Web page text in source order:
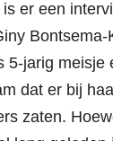
er een
Bontsema-
5-jarig meisje
dat er bij
zaten.